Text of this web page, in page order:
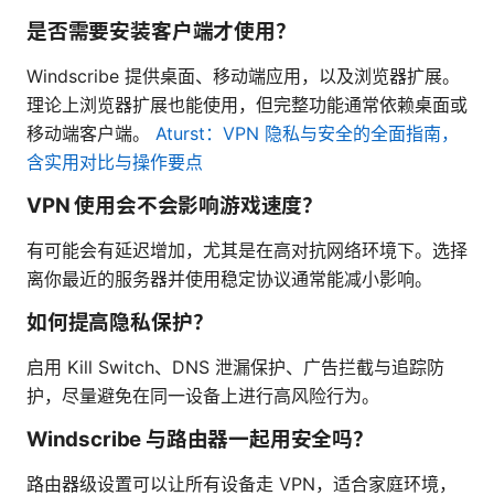
是否需要安装客户端才使用？
Windscribe 提供桌面、移动端应用，以及浏览器扩展。
理论上浏览器扩展也能使用，但完整功能通常依赖桌面或
移动端客户端。 Aturst：VPN 隐私与安全的全面指南，
含实用对比与操作要点
VPN 使用会不会影响游戏速度？
有可能会有延迟增加，尤其是在高对抗网络环境下。选择
离你最近的服务器并使用稳定协议通常能减小影响。
如何提高隐私保护？
启用 Kill Switch、DNS 泄漏保护、广告拦截与追踪防
护，尽量避免在同一设备上进行高风险行为。
Windscribe 与路由器一起用安全吗？
路由器级设置可以让所有设备走 VPN，适合家庭环境，